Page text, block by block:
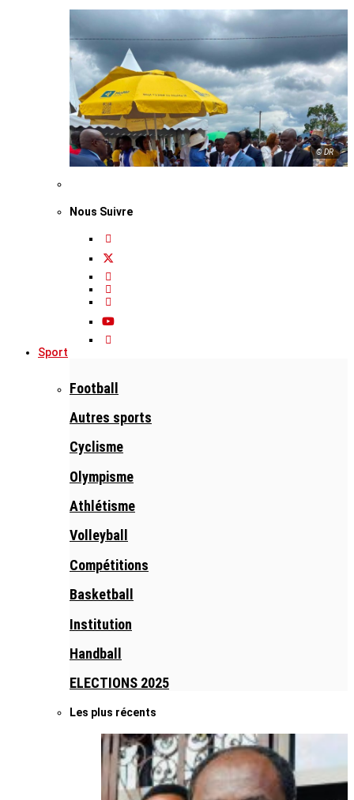
© DR
Nous Suivre
Sport
Football
Autres sports
Cyclisme
Olympisme
Athlétisme
Volleyball
Compétitions
Basketball
Institution
Handball
ELECTIONS 2025
Les plus récents